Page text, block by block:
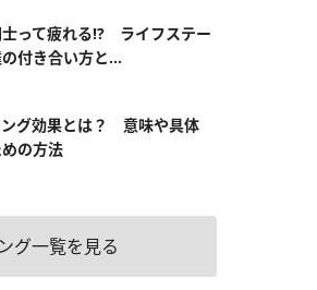
士って疲れる⁉ ライフステー
付き合い方と...
ング効果とは？ 意味や具体
の方法
グ一覧を見る